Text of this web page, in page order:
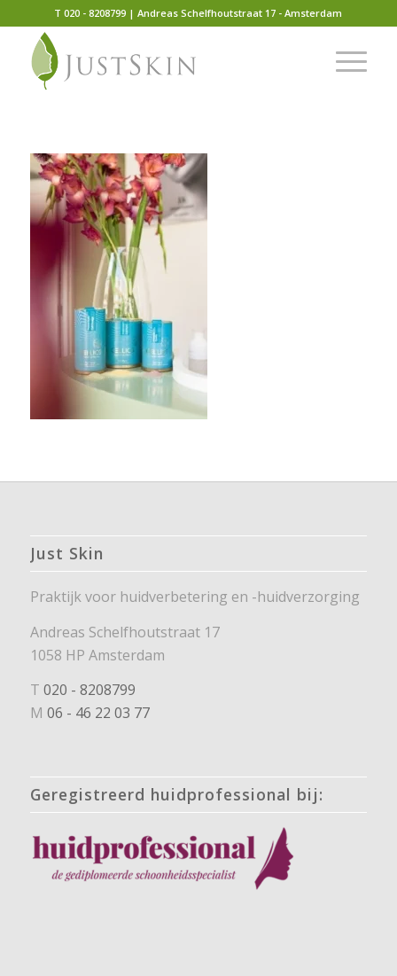
T 020 - 8208799 | Andreas Schelfhoutstraat 17 - Amsterdam
Just Skin
Praktijk voor huidverbetering en -huidverzorging
Andreas Schelfhoutstraat 17
1058 HP Amsterdam
T 020 - 8208799
M 06 - 46 22 03 77
Geregistreerd huidprofessional bij: